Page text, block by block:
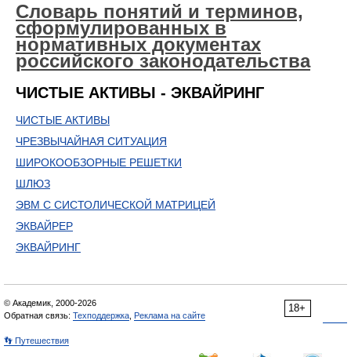
Словарь понятий и терминов,
сформулированных в
нормативных документах
российского законодательства
ЧИСТЫЕ АКТИВЫ - ЭКВАЙРИНГ
ЧИСТЫЕ АКТИВЫ
ЧРЕЗВЫЧАЙНАЯ СИТУАЦИЯ
ШИРОКООБЗОРНЫЕ РЕШЕТКИ
ШЛЮЗ
ЭВМ С СИСТОЛИЧЕСКОЙ МАТРИЦЕЙ
ЭКВАЙРЕР
ЭКВАЙРИНГ
18+
© Академик, 2000-2026
Обратная связь: Техподдержка Реклама на сайте
👣 Путешествия